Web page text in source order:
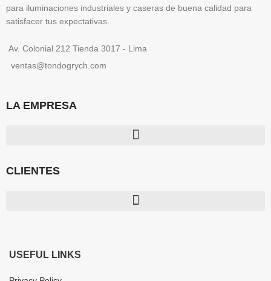
para iluminaciones industriales y caseras de buena calidad para
satisfacer tus expectativas.
Av. Colonial 212 Tienda 3017 - Lima
ventas@tondogrych.com
LA EMPRESA
CLIENTES
USEFUL LINKS